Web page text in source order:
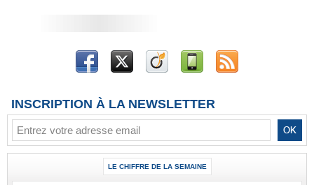
INSCRIPTION À LA NEWSLETTER
LE CHIFFRE DE LA SEMAINE